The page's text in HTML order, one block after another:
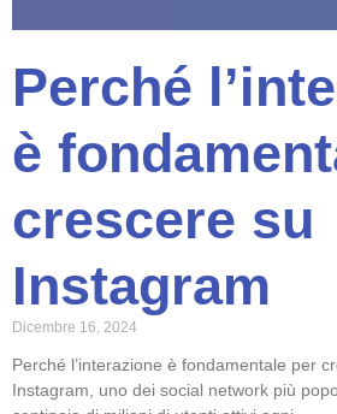
Perché
è
crescere su
Instagram
Dicembre 16, 2024
Perché l’interazione è fondamentale per
Instagram, uno dei social network più